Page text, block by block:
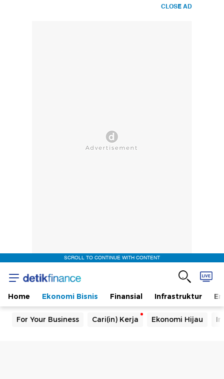
CLOSE AD
SCROLL TO CONTINUE WITH CONTENT
Home Ekonomi Bisnis Finansial Infrastruktur
For Your Business Cari(in) Kerja Ekonomi Hijau